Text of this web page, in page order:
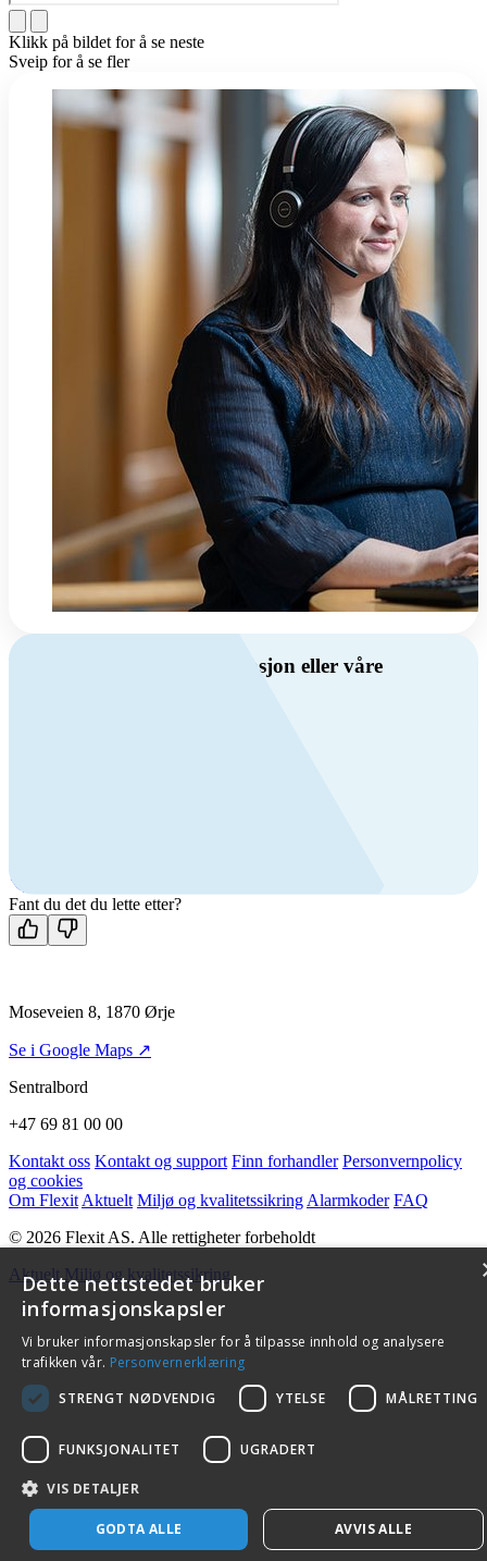
Klikk på bildet for å se neste
Sveip for å se fler
Har du spørsmål om ventilasjon eller våre
Kontakt oss
Fant du det du lette etter?
Moseveien 8, 1870 Ørje
Se i Google Maps ↗
Sentralbord
+47 69 81 00 00
Kontakt oss Kontakt og support Finn forhandler Personvernpolicy
og cookies
Om Flexit Aktuelt Miljø og kvalitetssikring Alarmkoder FAQ
© 2026 Flexit AS. Alle rettigheter forbeholdt
Aktuelt Miljø og kvalitetssikring
Dette nettstedet bruker
informasjonskapsler
Vi bruker informasjonskapsler for å tilpasse innhold og analysere
trafikken vår. Personvernerklæring
STRENGT NØDVENDIG
YTELSE MÅLRETTING
FUNKSJONALITET UGRADERT
VIS DETALJER
GODTA ALLE AVVIS ALLE